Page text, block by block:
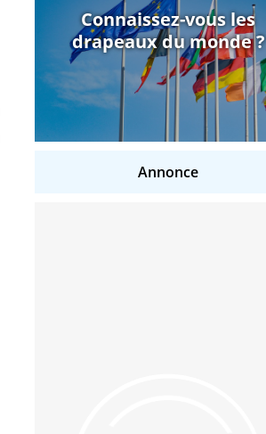
Connaissez-vous les
drapeaux du monde ?
Annonce